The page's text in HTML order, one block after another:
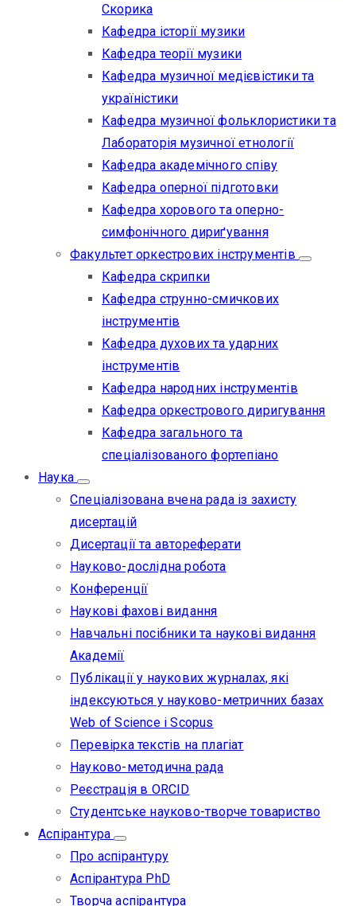
Скорика
Кафедра історії музики
Кафедра теорії музики
Кафедра музичної медієвістики та
україністики
Кафедра музичної фольклористики та
Лабораторія музичної етнології
Кафедра академічного співу
Кафедра оперної підготовки
Кафедра хорового та оперно-
симфонічного дириґування
Факультет оркестрових інструментів
Кафедра скрипки
Кафедра струнно-смичкових
інструментів
Кафедра духових та ударних
інструментів
Кафедра народних інструментів
Кафедра оркестрового диригування
Кафедра загального та
спеціалізованого фортепіано
Наука
Спеціалізована вчена рада із захисту
дисертацій
Дисертації та автореферати
Науково-дослідна робота
Конференції
Наукові фахові видання
Навчальні посібники та наукові видання
Академії
Публікації у наукових журналах, які
індексуються у науково-метричних базах
Web of Science i Scopus
Перевірка текстів на плагіат
Науково-методична рада
Реєстрація в ORCID
Студентське науково-творче товариство
Аспірантура
Про аспірантуру
Аспірантура PhD
Творча аспірантура